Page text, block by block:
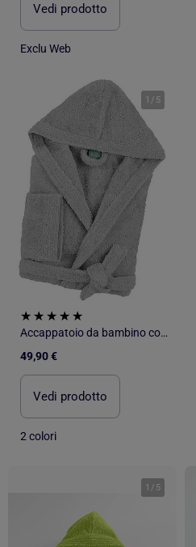
Vedi prodotto
Exclu Web
1 / 5
Accappatoio da bambino con cappuccio in spugna di cotone boucl? COCOON
49,90 €
Vedi prodotto
2 colori
1 / 5